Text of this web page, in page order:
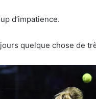
d’impatience.
quelque chose de